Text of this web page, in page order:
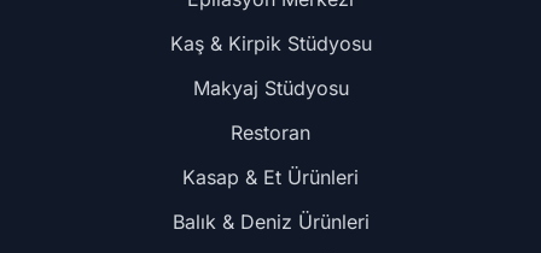
Kaş & Kirpik Stüdyosu
Makyaj Stüdyosu
Restoran
Kasap & Et Ürünleri
Balık & Deniz Ürünleri